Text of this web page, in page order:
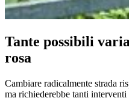
Tante possibili
rosa
Cambiare radicalmente strada
ma richiederebbe tanti